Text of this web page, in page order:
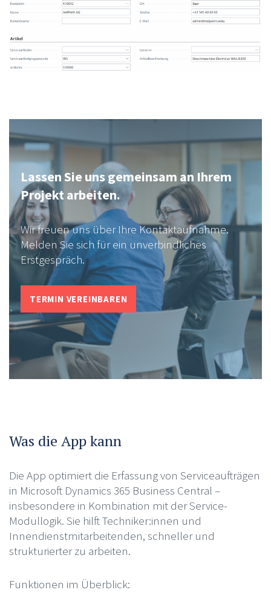
Lassen Sie uns gemeinsam an Ihrem
Projekt arbeiten.
Wir freuen uns über Ihre Kontaktaufnahme.
Melden Sie sich für ein unverbindliches
Erstgespräch.
TERMIN VEREINBAREN
Was die App kann
Die App optimiert die Erfassung von Serviceaufträgen
in Microsoft Dynamics 365 Business Central –
insbesondere in Kombination mit der Service-
Modullogik. Sie hilft Techniker:innen und
Innendienstmitarbeitenden, schneller und
strukturierter zu arbeiten.
Funktionen im Überblick: